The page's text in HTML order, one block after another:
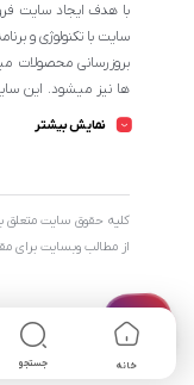
خانه جستجو
با هدف ایجاد سایت
سایت با تکنولوژی و
بروزرسانی محصولات
فروشگاه انتخاب و
نمایش بیشتر
کليه حقوق سايت متعلق
از مطالب وبسایت برای